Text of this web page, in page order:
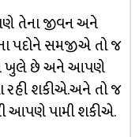
તેના જીવન અને
પદોને સમજીએ તો જ
ખુલે છે અને આપણે
શકીએ.અને તો જ
આપણે પામી શકીએ.